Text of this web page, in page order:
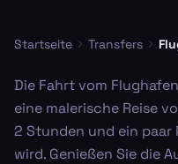
Startseite Transfers
Die Fahrt vom
eine malerische Reise
2 Stunden und ein paar
wird. Genießen Sie die